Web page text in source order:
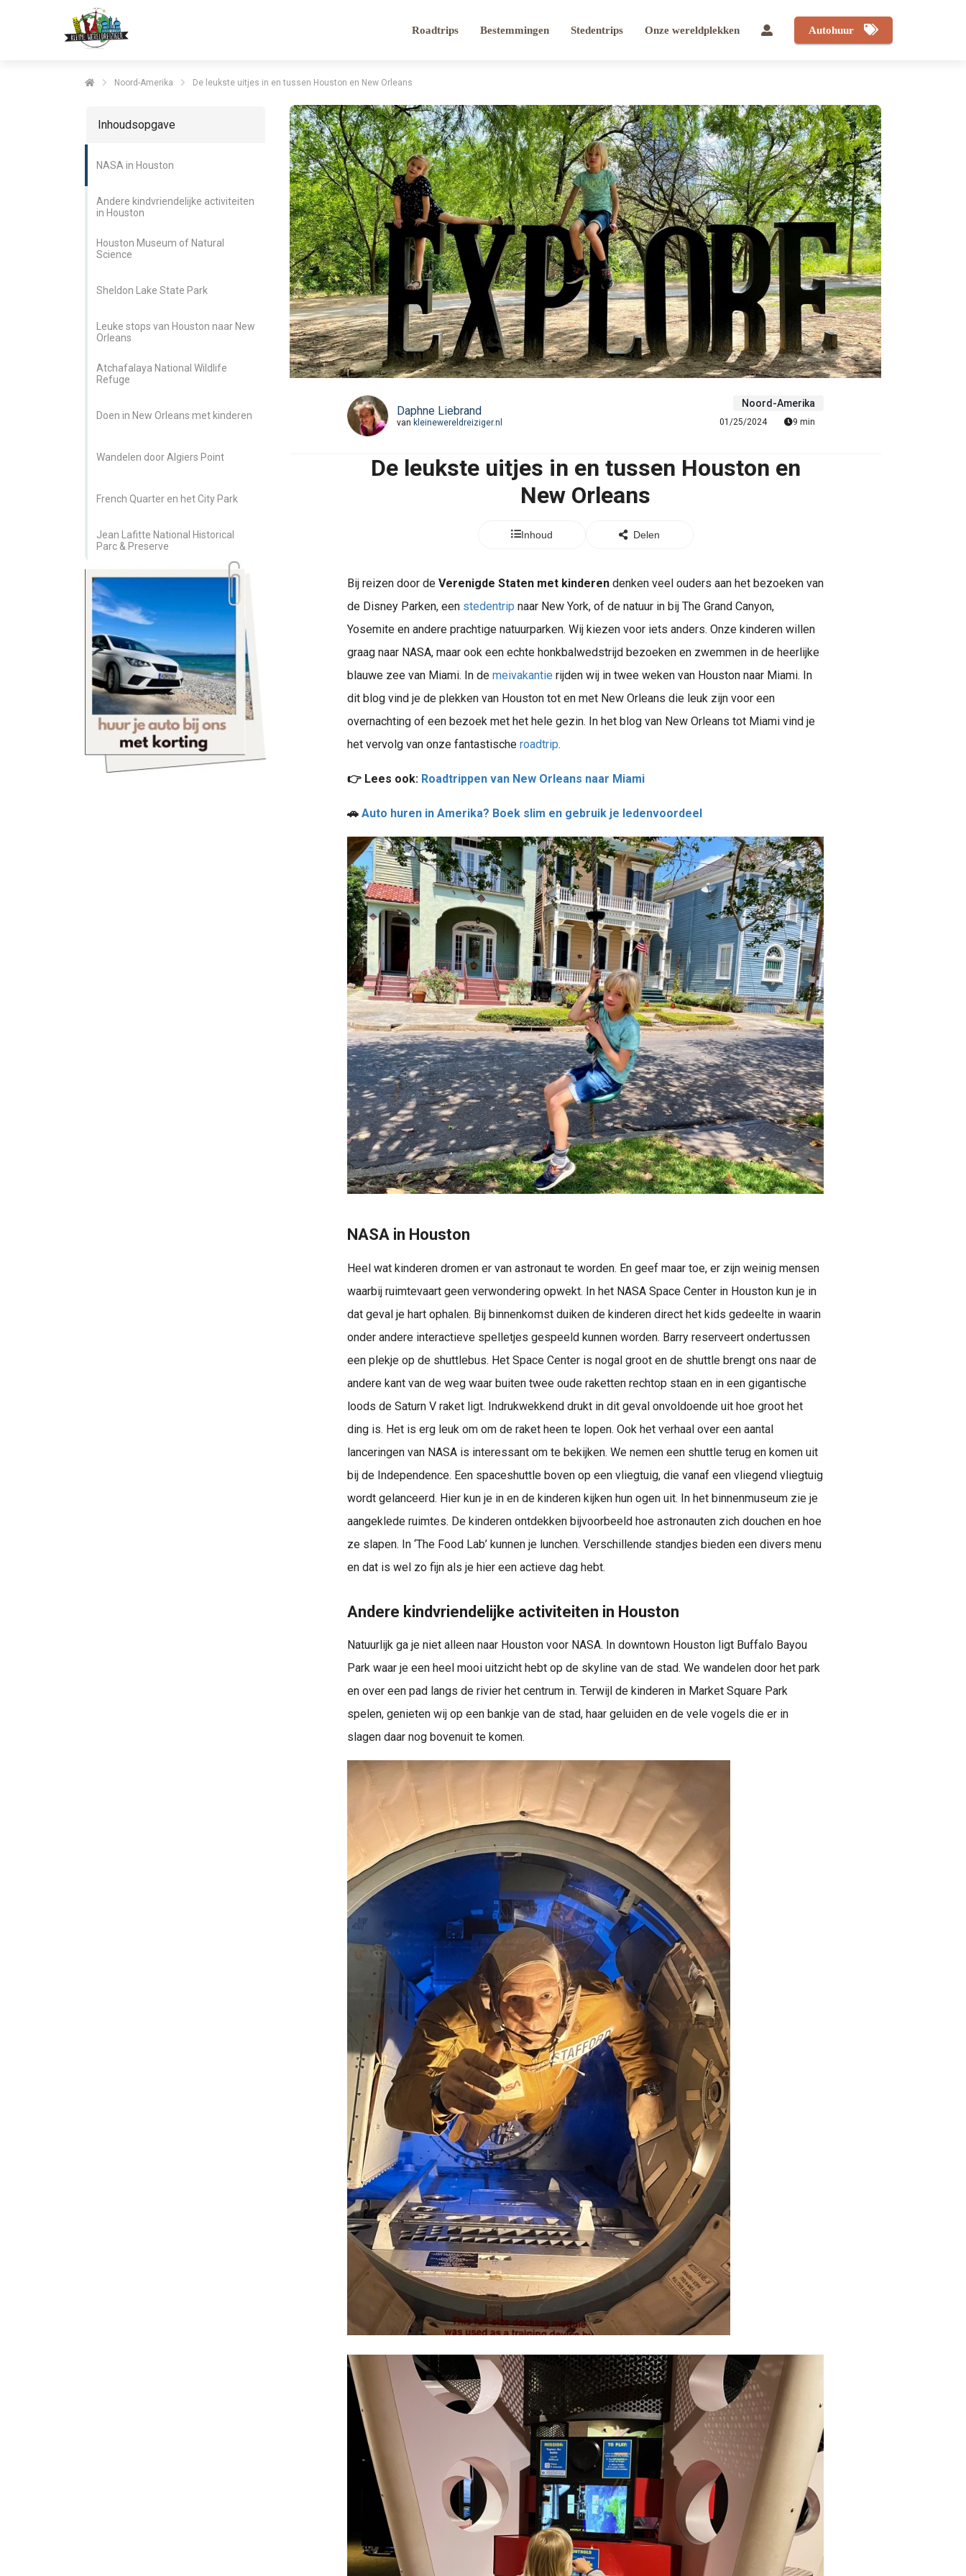
Roadtrips Bestemmingen Stedentrips Onze wereldplekken Autohuur
Noord-Amerika De leukste uitjes in en tussen Houston en New Orleans
Inhoudsopgave
NASA in Houston
Andere kindvriendelijke activiteiten
in Houston
Houston Museum of Natural
Science
Sheldon Lake State Park
Leuke stops van Houston naar New
Orleans
Atchafalaya National Wildlife
Refuge
Doen in New Orleans met kinderen
Wandelen door Algiers Point
French Quarter en het City Park
Jean Lafitte National Historical
Parc & Preserve
Daphne Liebrand
van kleinewereldreiziger.nl
Noord-Amerika
01/25/2024 9 min
De leukste uitjes in en tussen Houston en
New Orleans
Inhoud Delen
Bij reizen door de Verenigde Staten met kinderen denken veel ouders aan het bezoeken van
de Disney Parken, een stedentrip naar New York, of de natuur in bij The Grand Canyon,
Yosemite en andere prachtige natuurparken. Wij kiezen voor iets anders. Onze kinderen willen
graag naar NASA, maar ook een echte honkbalwedstrijd bezoeken en zwemmen in de heerlijke
blauwe zee van Miami. In de meivakantie rijden wij in twee weken van Houston naar Miami. In
dit blog vind je de plekken van Houston tot en met New Orleans die leuk zijn voor een
overnachting of een bezoek met het hele gezin. In het blog van New Orleans tot Miami vind je
het vervolg van onze fantastische roadtrip.
👉 Lees ook: Roadtrippen van New Orleans naar Miami
🚗 Auto huren in Amerika? Boek slim en gebruik je ledenvoordeel
NASA in Houston
Heel wat kinderen dromen er van astronaut te worden. En geef maar toe, er zijn weinig mensen
waarbij ruimtevaart geen verwondering opwekt. In het NASA Space Center in Houston kun je in
dat geval je hart ophalen. Bij binnenkomst duiken de kinderen direct het kids gedeelte in waarin
onder andere interactieve spelletjes gespeeld kunnen worden. Barry reserveert ondertussen
een plekje op de shuttlebus. Het Space Center is nogal groot en de shuttle brengt ons naar de
andere kant van de weg waar buiten twee oude raketten rechtop staan en in een gigantische
loods de Saturn V raket ligt. Indrukwekkend drukt in dit geval onvoldoende uit hoe groot het
ding is. Het is erg leuk om om de raket heen te lopen. Ook het verhaal over een aantal
lanceringen van NASA is interessant om te bekijken. We nemen een shuttle terug en komen uit
bij de Independence. Een spaceshuttle boven op een vliegtuig, die vanaf een vliegend vliegtuig
wordt gelanceerd. Hier kun je in en de kinderen kijken hun ogen uit. In het binnenmuseum zie je
aangeklede ruimtes. De kinderen ontdekken bijvoorbeeld hoe astronauten zich douchen en hoe
ze slapen. In ‘The Food Lab’ kunnen je lunchen. Verschillende standjes bieden een divers menu
en dat is wel zo fijn als je hier een actieve dag hebt.
Andere kindvriendelijke activiteiten in Houston
Natuurlijk ga je niet alleen naar Houston voor NASA. In downtown Houston ligt Buffalo Bayou
Park waar je een heel mooi uitzicht hebt op de skyline van de stad. We wandelen door het park
en over een pad langs de rivier het centrum in. Terwijl de kinderen in Market Square Park
spelen, genieten wij op een bankje van de stad, haar geluiden en de vele vogels die er in
slagen daar nog bovenuit te komen.